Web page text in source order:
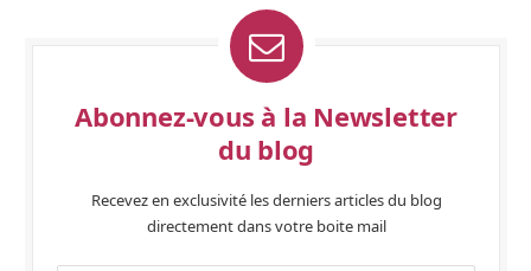
Abonnez-vous à la Newsletter
du blog
Recevez en exclusivité les derniers articles du blog
directement dans votre boite mail